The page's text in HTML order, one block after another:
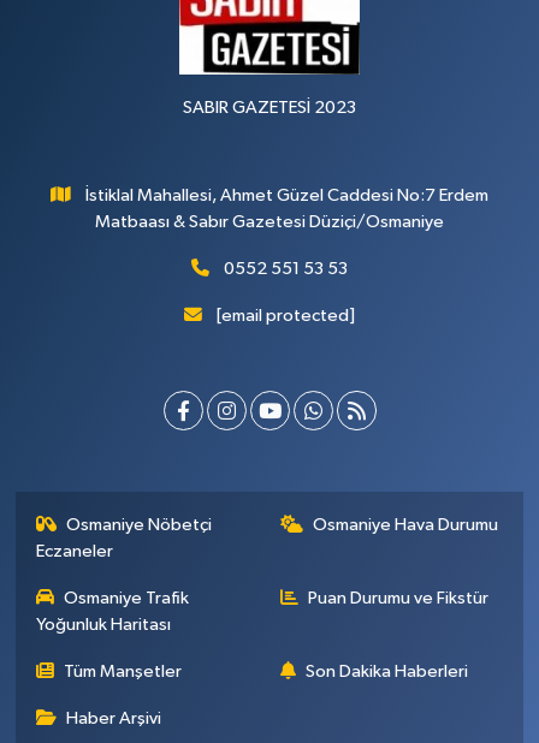
SABIR GAZETESİ 2023
İstiklal Mahallesi, Ahmet Güzel Caddesi No:7 Erdem
Matbaası & Sabır Gazetesi Düziçi/Osmaniye
0552 551 53 53
[email protected]
Osmaniye Nöbetçi
Eczaneler
Osmaniye Hava Durumu
Osmaniye Trafik
Yoğunluk Haritası
Puan Durumu ve Fikstür
Tüm Manşetler Son Dakika Haberleri
Haber Arşivi